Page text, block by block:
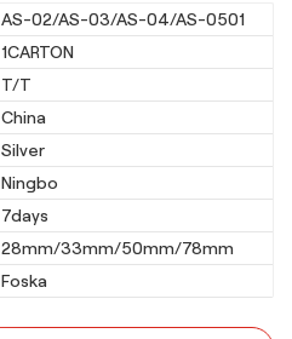
AS-02/AS-03/AS-04/AS-0501
1CARTON
T/T
China
Silver
Ningbo
7days
28mm/33mm/50mm/78mm
Foska